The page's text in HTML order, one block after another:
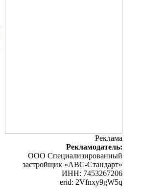
Реклама
Рекламодатель:
ООО Специализированный
застройщик «АВС-Стандарт»
ИНН: 7453267206
erid: 2Vfnxy9gW5q